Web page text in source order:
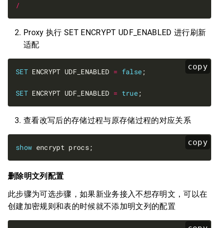
/
Proxy 执行 SET ENCRYPT UDF_ENABLED 进行刷新
适配
copy
SET ENCRYPT UDF_ENABLED = false
SET ENCRYPT UDF_ENABLED = true
查看改写后的存储过程与原存储过程的对应关系
copy
show
删除明文列配置
此步骤为可选步骤，如果新业务接入不想存明文，可以在
创建加密规则和表的时候就不添加明文列的配置